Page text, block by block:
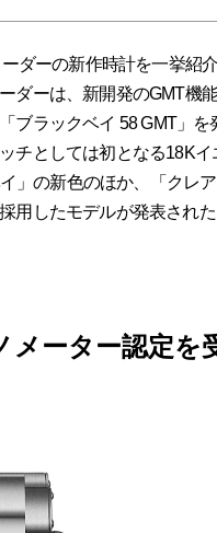
ダーの新作時計を一挙紹
ダーは、新開発のGMT機
ブラックベイ 58 GMT」
チとしては初となる18K
」の新色のほか、「クレ
用したモデルが発表された
メーター認定を